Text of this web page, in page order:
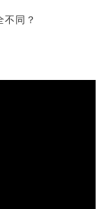
全不同？